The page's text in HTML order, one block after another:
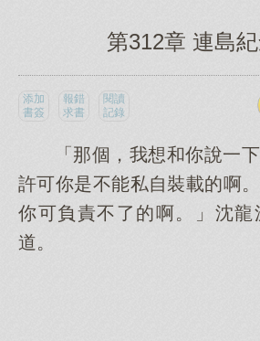
第312章 連島
添加
書簽
報錯
求書
閱讀
記錄
「那個，我想和你說一
許可你是不能私自裝載的啊
你可負責不了的啊。」沈龍
道。